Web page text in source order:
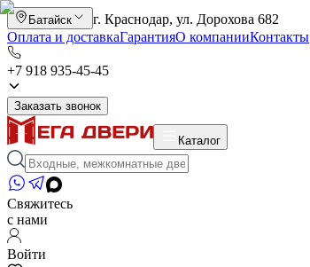
Батайск
г. Краснодар, ул. Дорохова 682
Оплата и доставкаГарантияО компанииКонтакты
+7 918 935-45-45
Заказать звонок
Каталог
Свяжитесь
с нами
Войти